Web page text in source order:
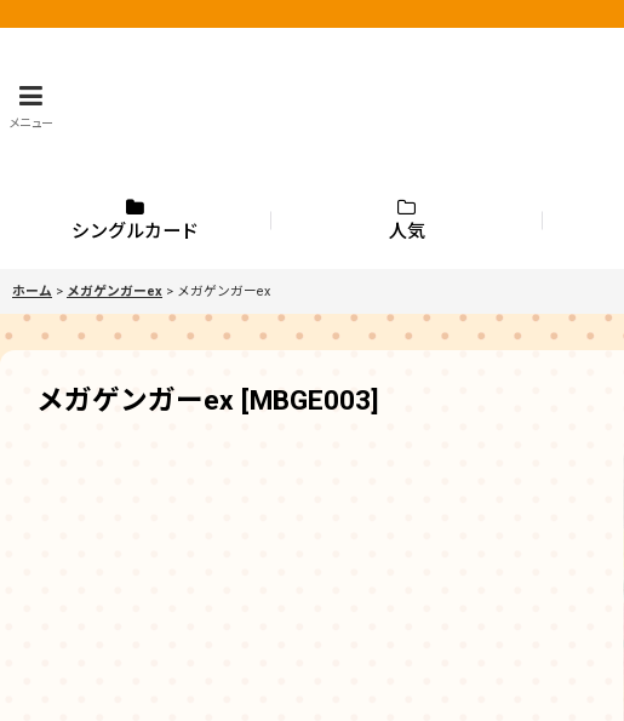
メニュー
シングルカード 人気
ホーム > メガゲンガーex > メガゲンガーex
メガゲンガーex [MBGE003]